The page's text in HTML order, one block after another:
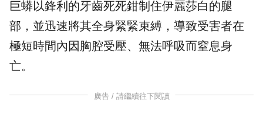
巨蟒以鋒利的牙齒死死鉗制住伊麗莎白的腿
部，並迅速將其全身緊緊束縛，導致受害者在
極短時間內因胸腔受壓、無法呼吸而窒息身
亡。
廣告 / 請繼續往下閱讀